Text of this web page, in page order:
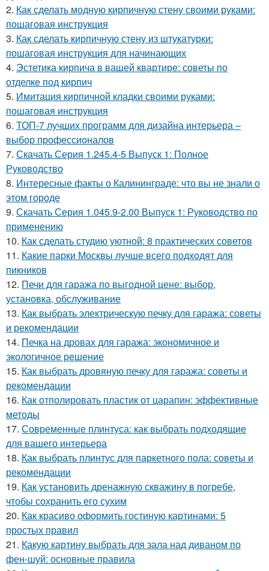
2. Как сделать модную кирпичную стену своими руками:
пошаговая инструкция
3. Как сделать кирпичную стену из штукатурки:
пошаговая инструкция для начинающих
4. Эстетика кирпича в вашей квартире: советы по
отделке под кирпич
5. Имитация кирпичной кладки своими руками:
пошаговая инструкция
6. ТОП-7 лучших программ для дизайна интерьера –
выбор профессионалов
7. Скачать Серия 1.245.4-5 Выпуск 1: Полное
Руководство
8. Интересные факты о Калининграде: что вы не знали о
этом городе
9. Скачать Серия 1.045.9-2.00 Выпуск 1: Руководство по
применению
10. Как сделать студию уютной: 8 практических советов
11. Какие парки Москвы лучше всего подходят для
пикников
12. Печи для гаража по выгодной цене: выбор,
установка, обслуживание
13. Как выбрать электрическую печку для гаража: советы
и рекомендации
14. Печка на дровах для гаража: экономичное и
экологичное решение
15. Как выбрать дровяную печку для гаража: советы и
рекомендации
16. Как отполировать пластик от царапин: эффективные
методы
17. Современные плинтуса: как выбрать подходящие
для вашего интерьера
18. Как выбрать плинтус для паркетного пола: советы и
рекомендации
19. Как установить дренажную скважину в погребе,
чтобы сохранить его сухим
20. Как красиво оформить гостиную картинами: 5
простых правил
21. Какую картину выбрать для зала над диваном по
фен-шуй: основные правила